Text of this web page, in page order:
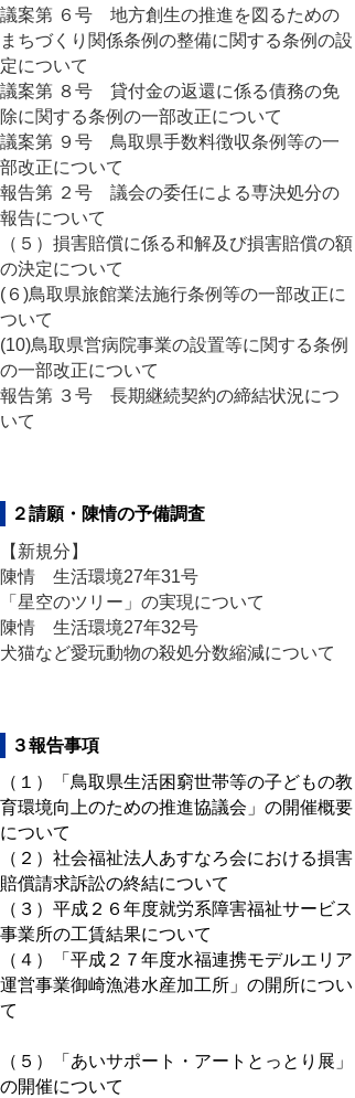
議案第 ６号 地方創生の推進を図るための
まちづくり関係条例の整備に関する条例の設
定について
議案第 ８号 貸付金の返還に係る債務の免
除に関する条例の一部改正について
議案第 ９号 鳥取県手数料徴収条例等の一
部改正について
報告第 ２号 議会の委任による専決処分の
報告について
（５）損害賠償に係る和解及び損害賠償の額
の決定について
(６)鳥取県旅館業法施行条例等の一部改正に
ついて
(10)鳥取県営病院事業の設置等に関する条例
の一部改正について
報告第 ３号 長期継続契約の締結状況につ
いて
２請願・陳情の予備調査
【新規分】
陳情 生活環境27年31号
「星空のツリー」の実現について
陳情 生活環境27年32号
犬猫など愛玩動物の殺処分数縮減について
３報告事項
（１）「鳥取県生活困窮世帯等の子どもの教
育環境向上のための推進協議会」の開催概要
について
（２）社会福祉法人あすなろ会における損害
賠償請求訴訟の終結について
（３）平成２６年度就労系障害福祉サービス
事業所の工賃結果について
（４）「平成２７年度水福連携モデルエリア
運営事業御崎漁港水産加工所」の開所につい
て
（５）「あいサポート・アートとっとり展」
の開催について